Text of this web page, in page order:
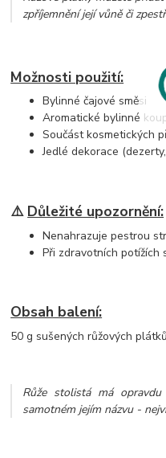
zpříjemnění její vůně či
Možnosti použití:
Bylinné čajové směsi
Aromatické bylinné
Součást kosmetických
Jedlé dekorace
⚠️ Důležité upozornění:
Nenahrazuje pestrou
Při zdravotních potížích
Obsah balení:
50 g sušených růžových
Růže stolistá má
samotném jejím názvu -